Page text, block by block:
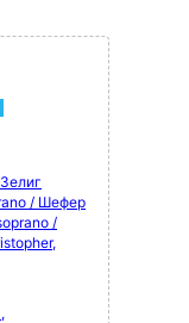
/ Шефер
/